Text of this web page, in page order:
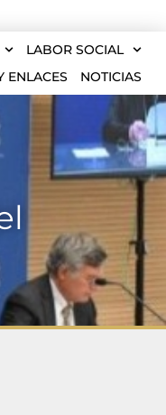
LABOR SOCIAL
ENLACES
NOTICIAS